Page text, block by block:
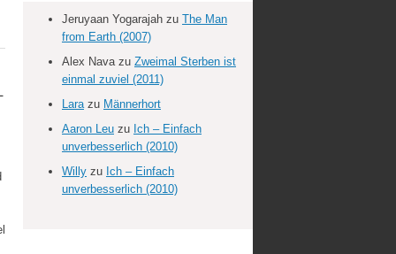
Jeruyaan Yogarajah zu The Man
from Earth (2007)
Alex Navazu Zweimal Sterben ist
einmal zuviel (2011)
Larazu Männerhort
Aaron Leu zu Ich – Einfach
unverbesserlich (2010)
Willy zu Ich – Einfach
unverbesserlich (2010)